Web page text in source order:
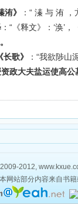
洧》
：“ 溱 与 洧 ，
：“《释文》：‘涣’
歌》
：“我欲陟山
政大夫盐运使高公
2012,
网站部分内容来自书